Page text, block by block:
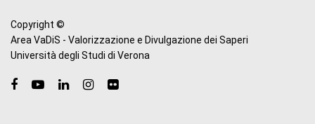
Copyright ©
Area VaDiS - Valorizzazione e Divulgazione dei Saperi
Università degli Studi di Verona